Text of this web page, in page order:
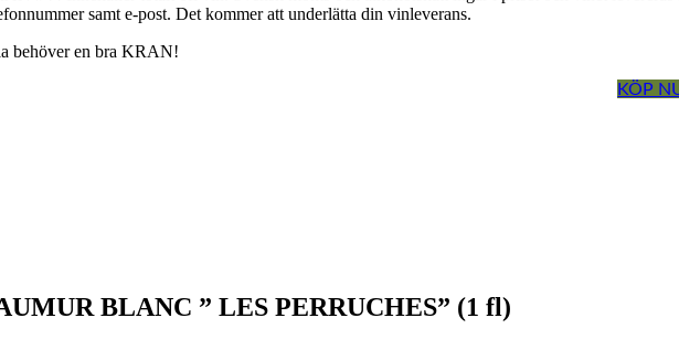
samt e-post. Det kommer att underlätta din vinleverans.
behöver en bra KRAN!
KÖP
BLANC ” LES PERRUCHES” (1 fl)